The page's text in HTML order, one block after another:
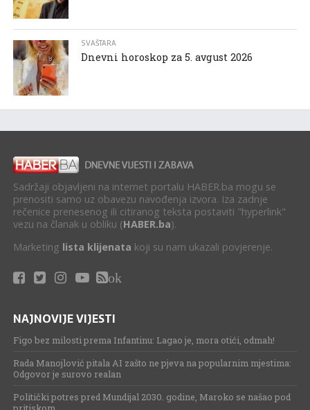
SVAŠTARA
Dnevni horoskop za 5. avgust 2026
Sadržaji objavljeni na internet portalu HABER.ba mogu se
prenositi samo uz obavezu navođenja izvora. Iza zadnje
rečenice prenesenog ili citiranog teksta postaviti "hyperlink"
vezu na članak u obliku (HABER.ba).
Marketing lista klijenata koji su nam ukazali povjerenje.
ok
NAJNOVIJE VIJESTI
Figo bez milosti prema Infantinu: Lagao je, mora otići, odmah!
Rada Manojlović pitala AI zašto ne pjeva na popularnim mjestima:
Odgovor je surovo realan
Politički potres pred Mundijal 2030. godine, Maroko se našao pod
pritiskom